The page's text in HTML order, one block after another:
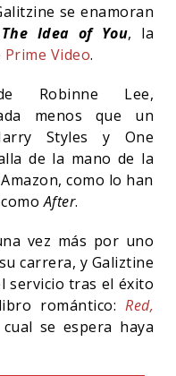
se enamoran
The Idea of You, la
Prime Video.
Robinne Lee,
menos que un
Styles y One
de la mano de la
como lo han
After.
vez más por uno
carrera, y Galiztine
servicio tras el éxito
romántico: Red,
se espera haya